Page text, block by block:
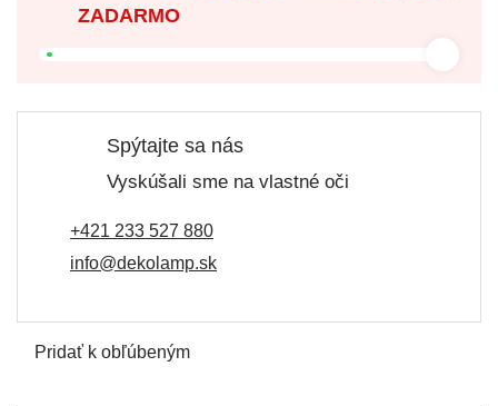
ZADARMO
Spýtajte sa nás
Vyskúšali sme na vlastné oči
+421 233 527 880
info@dekolamp.sk
Pridať k obľúbeným